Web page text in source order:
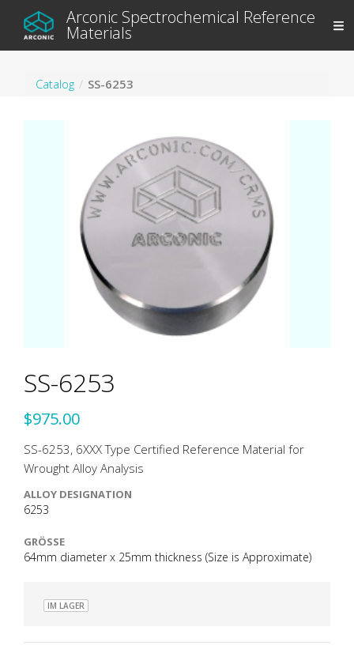
Arconic Spectrochemical Reference
Materials
Catalog SS-6253
SS-6253
$975.00
SS-6253, 6XXX Type Certified Reference Material for
Wrought Alloy Analysis
ALLOY DESIGNATION
6253
GRÖSSE
64mm diameter x 25mm thickness (Size is Approximate)
IM LAGER